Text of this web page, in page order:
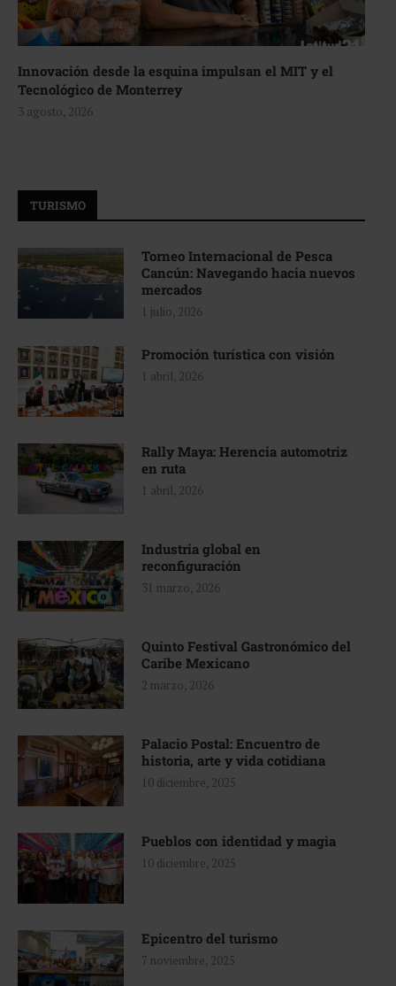
Innovación desde la esquina impulsan el MIT y el
Tecnológico de Monterrey
3 agosto, 2026
TURISMO
Torneo Internacional de Pesca
Cancún: Navegando hacia nuevos
mercados
1 julio, 2026
Promoción turística con visión
1 abril, 2026
Rally Maya: Herencia automotriz
en ruta
1 abril, 2026
Industria global en
reconfiguración
31 marzo, 2026
Quinto Festival Gastronómico del
Caribe Mexicano
2 marzo, 2026
Palacio Postal: Encuentro de
historia, arte y vida cotidiana
10 diciembre, 2025
Pueblos con identidad y magia
10 diciembre, 2025
Epicentro del turismo
7 noviembre, 2025